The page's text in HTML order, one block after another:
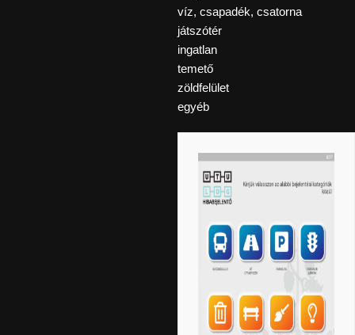
víz, csapadék, csatorna
játszótér
ingatlan
temető
zöldfelület
egyéb